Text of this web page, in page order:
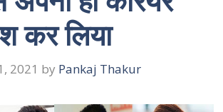
कर लिया
2021 by Pankaj Thakur